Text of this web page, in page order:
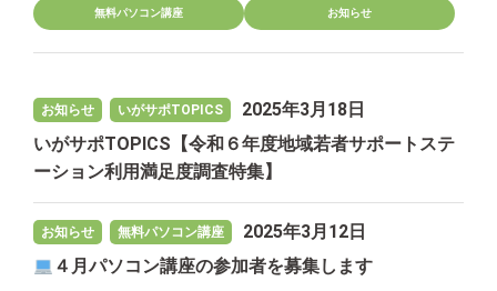
無料パソコン講座 お知らせ
お知らせ いがサポTOPICS
2025年3月18日
いがサポTOPICS【令和６年度地域若者サポートステ
ーション利用満足度調査特集】
お知らせ 無料パソコン講座
2025年3月12日
４月パソコン講座の参加者を募集します